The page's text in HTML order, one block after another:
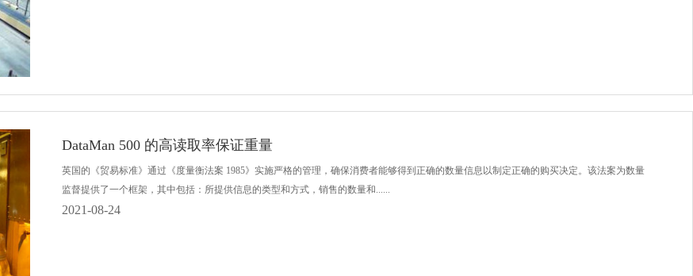
DataMan 500 的高读取率保证重量
英国的《贸易标准》通过《度量衡法案 1985》实施严格的管理，确保消费者能够得到正确的数量信息以制定正确的购买决定。该法案为数量
监督提供了一个框架，其中包括：所提供信息的类型和方式，销售的数量和......
2021-08-24